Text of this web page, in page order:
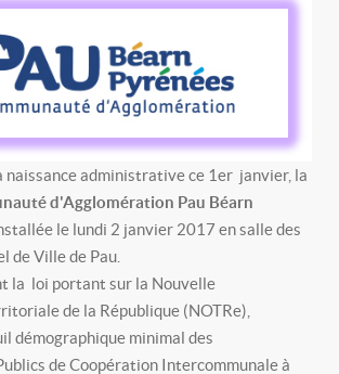
naissance administrative ce 1er janvier, la
d'Agglomération Pau Béarn
le lundi 2 janvier 2017 en salle des
de Ville de Pau.
la loi portant sur la Nouvelle
de la République (NOTRe),
démographique minimal des
de Coopération Intercommunale à